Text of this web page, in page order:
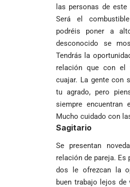
las personas de
Será el
podréis poner a
desconocido se
Tendrás la
relación que con el
cuajar. La gente con
tu agrado, pero
siempre encuentran
Mucho cuidado con
Sagitario
Se presentan
relación de pareja. Es
dos le ofrezcan la
buen trabajo lejos de